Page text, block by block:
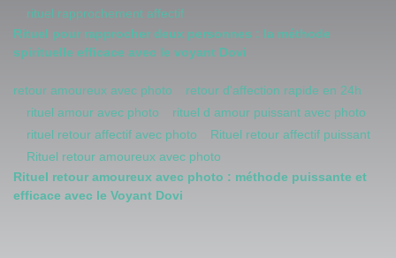
rituel rapprochement affectif
Rituel pour rapprocher deux personnes : la méthode
spirituelle efficace avec le voyant Dovi
retour amoureux avec photo
retour d'affection rapide en 24h
rituel amour avec photo
rituel d amour puissant avec photo
rituel retour affectif avec photo
Rituel retour affectif puissant
Rituel retour amoureux avec photo
Rituel retour amoureux avec photo : méthode puissante et
efficace avec le Voyant Dovi